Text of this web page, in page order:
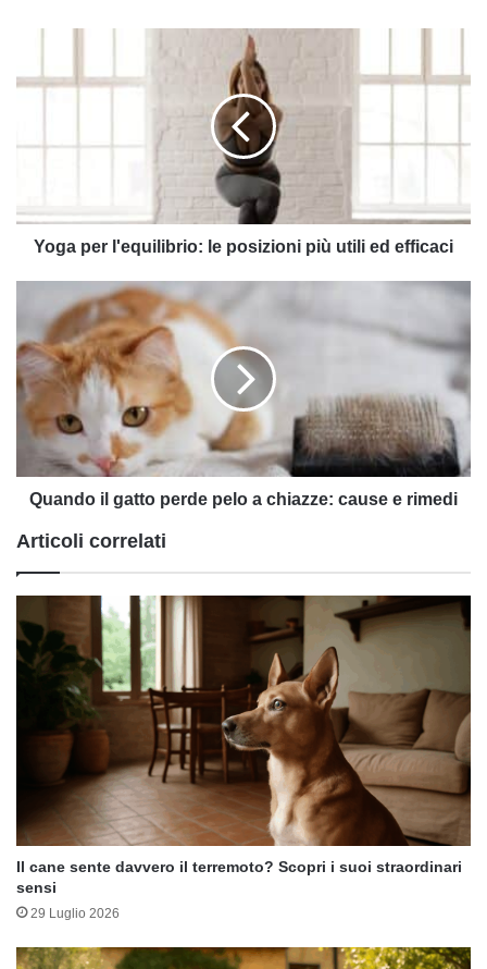
l'equilibrio:
più
efficaci
Yoga per l'equilibrio: le posizioni più utili ed efficaci
gatto
perde
pelo
chiazze:
cause
e
rimedi
Quando il gatto perde pelo a chiazze: cause e rimedi
Articoli correlati
Il cane sente davvero il terremoto? Scopri i suoi straordinari
sensi
29 Luglio 2026